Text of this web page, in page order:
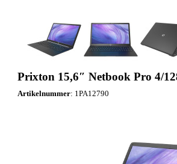
Kerstpakketten
TOP 50
Prixton 15,6″ Netbook Pro 4/
Artikelnummer: 1PA12790